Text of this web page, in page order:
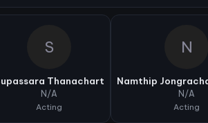
S
Thanachart
N/A
Acting
N
Namthip
N/A
Acting